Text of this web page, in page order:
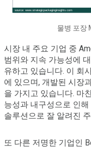
물병 포장
시장 내 주요 기업 중
범위와 지속 가능성에
유하고 있습니다. 이 회
에 있으며, 개발된 시장
을 가지고 있습니다. 마
능성과 내구성으로 인
솔루션으로 잘 알려진
또 다른 저명한 기업인